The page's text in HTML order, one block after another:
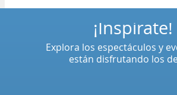
¡Inspírate!
Explora los espectáculos y
están disfrutando los